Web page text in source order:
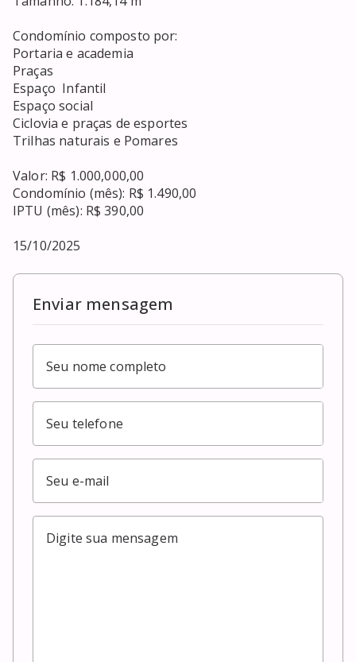
Condomínio composto por:
Portaria e academia
Praças
Espaço  Infantil
Espaço social
Ciclovia e praças de esportes
Trilhas naturais e Pomares
Valor: R$ 1.000,000,00
Condomínio (mês): R$ 1.490,00
IPTU (mês): R$ 390,00
15/10/2025
Enviar mensagem